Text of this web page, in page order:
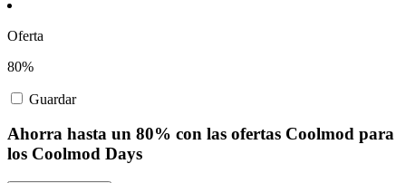
Oferta
80%
Guardar
Ahorra hasta un 80% con las ofertas Coolmod para
los Coolmod Days